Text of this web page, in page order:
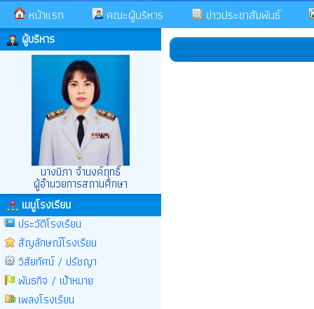
หน้าแรก คณะผู้บริหาร ข่าวประชาสัมพันธ์
ผู้บริหาร
นางนิภา จำนงค์ฤทธิ์
ผู้อำนวยการสถานศึกษา
เมนูโรงเรียน
ประวัติโรงเรียน
สัญลักษณ์โรงเรียน
วิสัยทัศน์ / ปรัชญา
พันธกิจ / เป้าหมาย
เพลงโรงเรียน